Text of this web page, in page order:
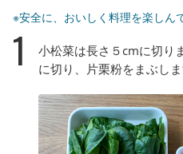
※安全に、おいしく料理を楽しん
1
小松菜は長さ５cmに切り
に切り、片栗粉をまぶしま